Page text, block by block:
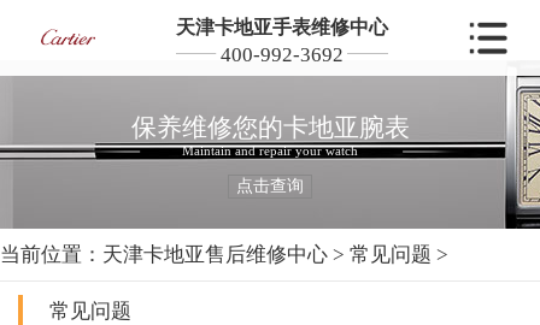
天津卡地亚手表维修中心
400-992-3692
保养维修您的卡地亚腕表
Maintain and repair your watch
点击查询
当前位置： 天津卡地亚售后维修中心 > 常见问题 >
常见问题